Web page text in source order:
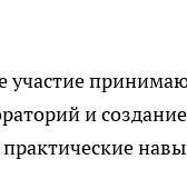
участие
и